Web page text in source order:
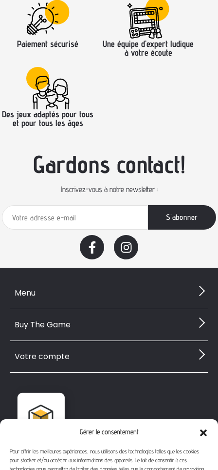
Gérer le consentement
Pour offrir les meilleures expériences, nous utilisons des technologies telles que les cookies
pour stocker et/ou accéder aux informations des appareils. Le fait de consentir à ces
Paiement sécurisé
Une équipe d’expert ludique
à votre écoute
Des jeux adaptés pour tous
et pour tous les âges
Gardons contact!
Inscrivez-vous à notre newsletter :
Menu
Buy The Game
Votre compte